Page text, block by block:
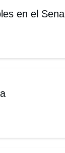
en el Sena